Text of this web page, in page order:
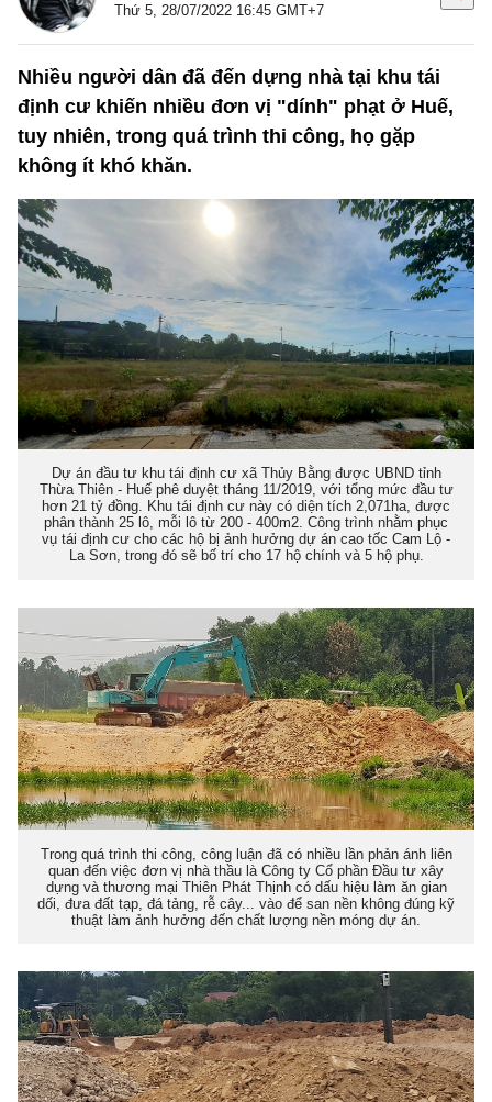
Thứ 5, 28/07/2022 16:45 GMT+7
Nhiều người dân đã đến dựng nhà tại khu tái
định cư khiến nhiều đơn vị "dính" phạt ở Huế,
tuy nhiên, trong quá trình thi công, họ gặp
không ít khó khăn.
Dự án đầu tư khu tái định cư xã Thủy Bằng được UBND tỉnh
Thừa Thiên - Huế phê duyệt tháng 11/2019, với tổng mức đầu tư
hơn 21 tỷ đồng. Khu tái định cư này có diện tích 2,071ha, được
phân thành 25 lô, mỗi lô từ 200 - 400m2. Công trình nhằm phục
vụ tái định cư cho các hộ bị ảnh hưởng dự án cao tốc Cam Lộ -
La Sơn, trong đó sẽ bố trí cho 17 hộ chính và 5 hộ phụ.
Trong quá trình thi công, công luận đã có nhiều lần phản ánh liên
quan đến việc đơn vị nhà thầu là Công ty Cổ phần Đầu tư xây
dựng và thương mại Thiên Phát Thịnh có dấu hiệu làm ăn gian
dối, đưa đất tạp, đá tảng, rễ cây... vào để san nền không đúng kỹ
thuật làm ảnh hưởng đến chất lượng nền móng dự án.